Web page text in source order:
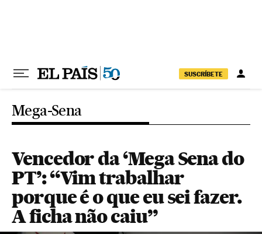
SUSCRÍBETE
Mega-Sena
Vencedor da ‘Mega Sena do
PT’: “Vim trabalhar
porque é o que eu sei fazer.
A ficha não caiu”